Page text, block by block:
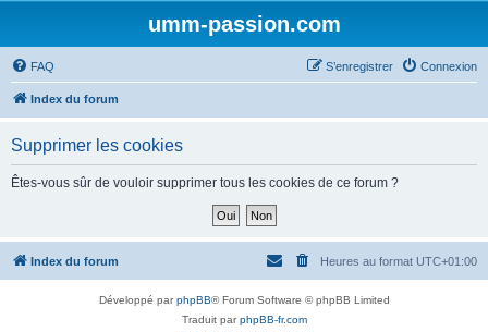
umm-passion.com
FAQ Connexion
S’enregistrer
Index du forum
Supprimer les cookies
Êtes-vous sûr de vouloir supprimer tous les cookies de ce forum ?
Index du forum Heures au format UTC+01:00
Développé parphpBB® Forum Software © phpBB Limited
Traduit parphpBB-fr.com